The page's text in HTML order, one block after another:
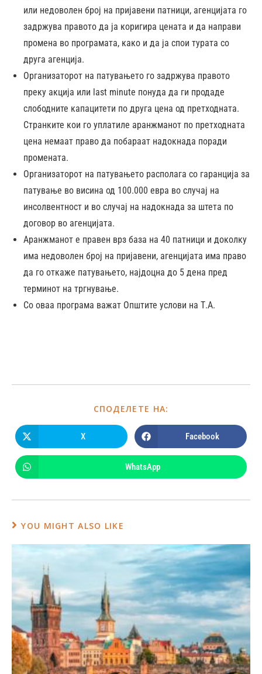
или недоволен број на пријавени патници, агенцијата го
задржува правото да ја коригира цената и да направи
промена во програмата, како и да ја спои турата со
друга агенција.
Организаторот на патувањето го задржува правото
преку акција или last minute понуда да ги продаде
слободните капацитети по друга цена од претходната.
Странките кои го уплатиле аранжманот по претходната
цена немаат право да побараат надокнада поради
промената.
Организаторот на патувањето располага со гаранција за
патување во висина од 100.000 евра во случај на
инсолвентност и во случај на надокнада за штета по
договор во агенцијата.
Аранжманот е правен врз база на 40 патници и доколку
има недоволен број на пријавени, агенцијата има право
да го откаже патувањето, најдоцна до 5 дена пред
терминот на тргнување.
Со оваа програма важат Општите услови на Т.А.
СПОДЕЛЕТЕ НА:
X Facebook
WhatsApp
YOU MIGHT ALSO LIKE